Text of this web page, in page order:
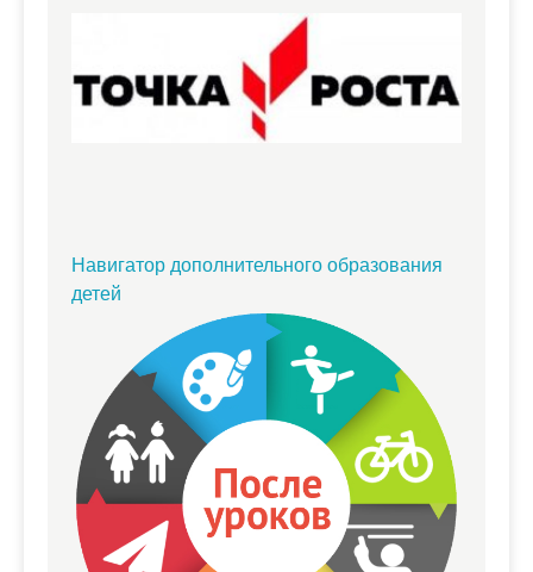
Навигатор дополнительного образования
детей